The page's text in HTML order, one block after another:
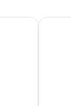
The